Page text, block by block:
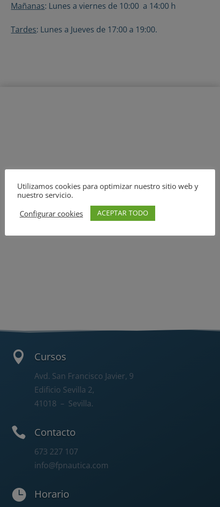
Mañanas: Lunes a viernes de 10:00 a 14:00 h
Tardes: Lunes a Jueves de 17:00 a 19:00.
 Cursos
Avd. San Francisco Javier, 9
Edificio Sevilla 2,
41018 – Sevilla.
 Contacto
673 227 107
info@fpnautica.com
 Horario
Utilizamos cookies para optimizar nuestro sitio web y
nuestro servicio.
Configurar cookies
ACEPTAR TODO